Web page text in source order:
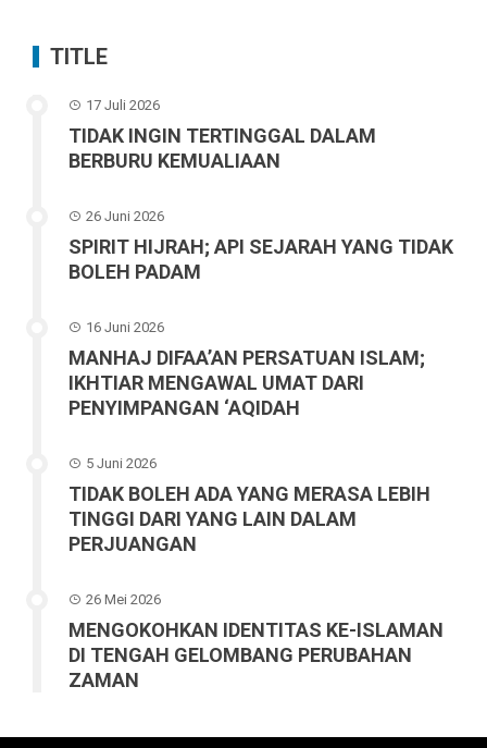
TITLE
17 Juli 2026
TIDAK INGIN TERTINGGAL DALAM
BERBURU KEMUALIAAN
26 Juni 2026
SPIRIT HIJRAH; API SEJARAH YANG TIDAK
BOLEH PADAM
16 Juni 2026
MANHAJ DIFAA’AN PERSATUAN ISLAM;
IKHTIAR MENGAWAL UMAT DARI
PENYIMPANGAN ‘AQIDAH
5 Juni 2026
TIDAK BOLEH ADA YANG MERASA LEBIH
TINGGI DARI YANG LAIN DALAM
PERJUANGAN
26 Mei 2026
MENGOKOHKAN IDENTITAS KE-ISLAMAN
DI TENGAH GELOMBANG PERUBAHAN
ZAMAN